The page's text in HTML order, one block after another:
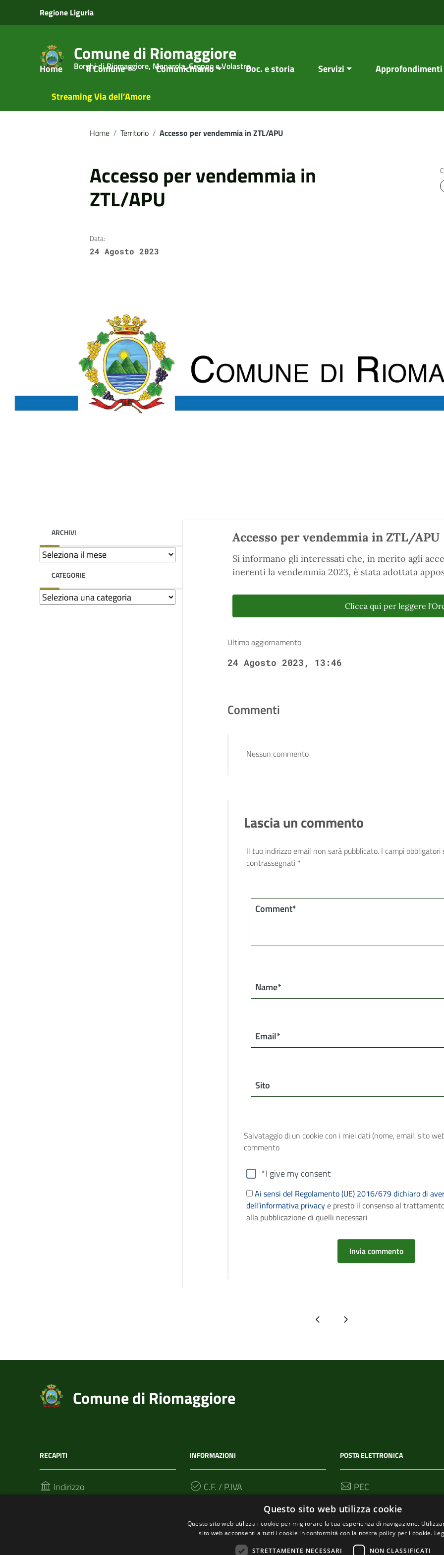
Vai ai contenuti
Vai al menu di navigazione
Regione Liguria
Comune di Riomaggiore
Borghi di Riomaggiore, Manarola, Groppo e Volastra
Home Il Comune Comunichiamo Doc. e storia Servizi Approfondimenti
Streaming Via dell’Amore
Home / Territorio / Accesso per vendemmia in ZTL/APU
Accesso per vendemmia in
ZTL/APU
Data:
24 Agosto 2023
ARCHIVI
CATEGORIE
Accesso per vendemmia in ZTL/APU
Si informano gli interessati che, in merito agli
inerenti la vendemmia 2023, è stata adottata
Clicca qui per leggere
Ultimo aggiornamento
24 Agosto 2023, 13:46
Commenti
Nessun commento
Lascia un commento
Il tuo indirizzo email non sarà pubblicato. I campi obbligatori
contrassegnati *
Comment*
Name*
Email*
Sito
Salvataggio di un cookie con i miei dati (nome, email, sito
commento
*I give my consent
Ai sensi del Regolamento (UE) 2016/679 dichiaro di
dell’informativa privacye presto il consenso al
alla pubblicazione di quelli necessari
Pagina precedentePagina successiva
Comune di Riomaggiore
RECAPITI
Indirizzo
INFORMAZIONI
C.F. / P.IVA
POSTA ELETTRONICA
PEC
comunediriomaggiore.it
Email
Questo sito web utilizza cookie
Questo sito web utilizza i cookie per migliorare la tua esperienza di navigazione.
sito web acconsenti a tutti i cookie in conformità con la nostra policy per i cookie.
STRETTAMENTE NECESSARI NON CLASSIFICATI